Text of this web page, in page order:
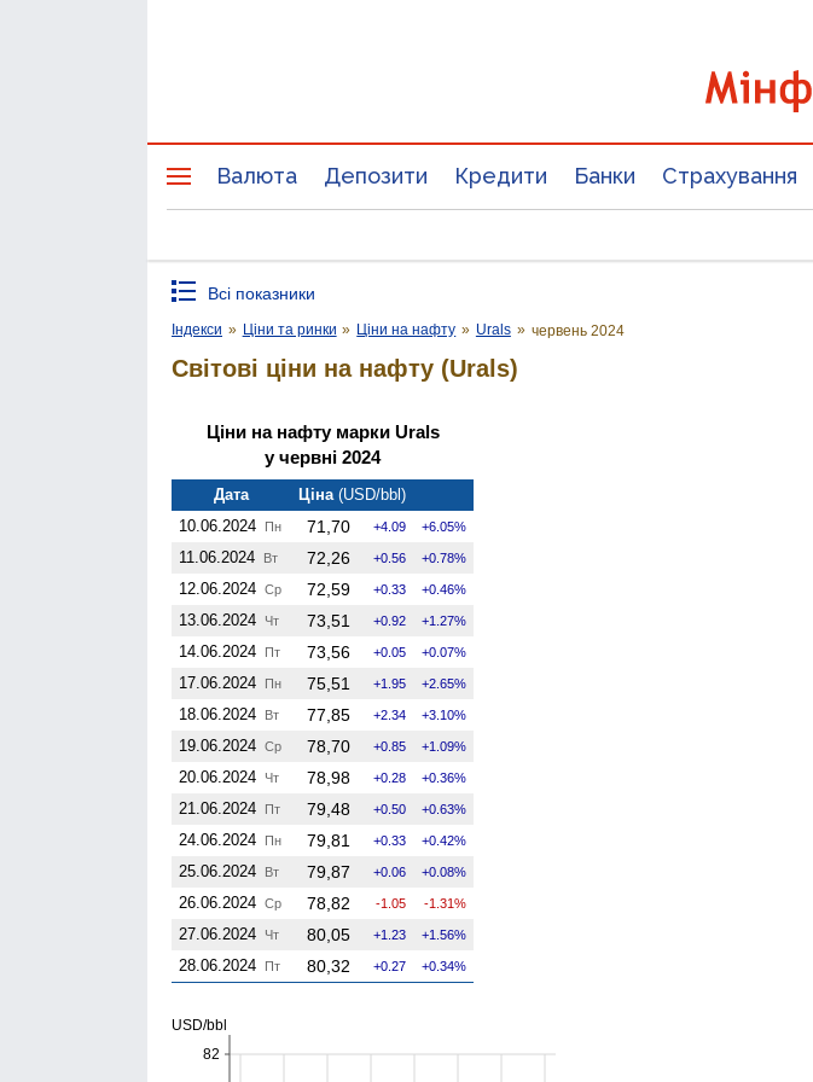
Валюта Депозити Кредити Банки Страхування
Всі показники
Індекси » Ціни та ринки » Ціни на нафту » Urals » червень 2024
Світові ціни на нафту (Urals)
Ціни на нафту марки Urals
у червні 2024
Дата Ціна (USD/bbl)
10.06.2024
Пн 71,70 4.09 6.05%
11.06.2024 Вт 72,26 0.56 0.78%
12.06.2024 Ср 72,59 0.33 0.46%
13.06.2024 Чт 73,51 0.92 1.27%
14.06.2024 Пт 73,56 0.05 0.07%
17.06.2024 Пн 75,51 1.95 2.65%
18.06.2024 Вт 77,85 2.34 3.10%
19.06.2024 Ср 78,70 0.85 1.09%
20.06.2024 Чт 78,98 0.28 0.36%
21.06.2024 Пт 79,48 0.50 0.63%
24.06.2024 Пн 79,81 0.33 0.42%
25.06.2024 Вт 79,87 0.06 0.08%
26.06.2024 Ср 78,82 -1.05 -1.31%
27.06.2024 Чт 80,05 1.23 1.56%
28.06.2024 Пт 80,32 0.27 0.34%
82
USD/bbl